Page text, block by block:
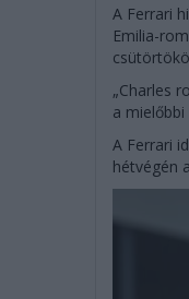
A Ferrari
Emilia-
„Charles
a
A Ferrari
hétvégén